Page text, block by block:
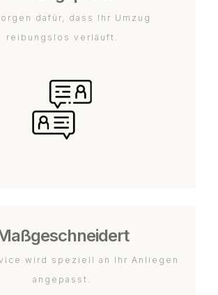
dafür, dass Ihr Umzug
reibungslos verläuft.
wird speziell an Ihr Anliegen
angepasst.